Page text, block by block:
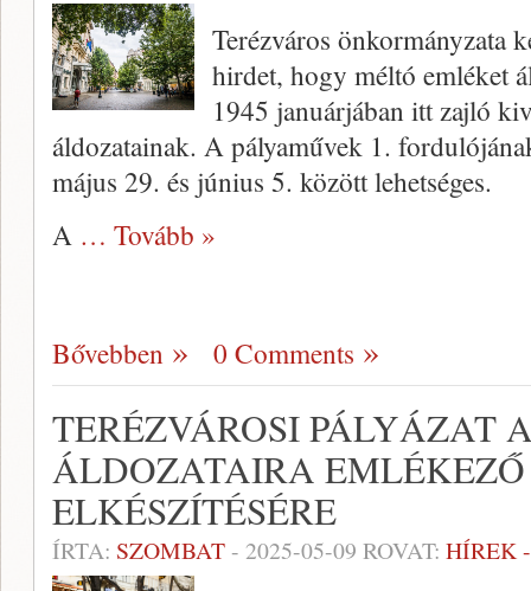
Terézváros önkormányzata
hirdet, hogy méltó emléket
1945 januárjában itt zajló
áldozatainak. A pályaművek 1.
május 29. és június 5. között lehetséges.
A … Tovább »
Bővebben 0 Comments
TERÉZVÁROSI PÁLYÁZAT
ÁLDOZATAIRA
ELKÉSZÍTÉSÉRE
ÍRTA: SZOMBAT- 2025-05-09 ROVAT: HÍREK